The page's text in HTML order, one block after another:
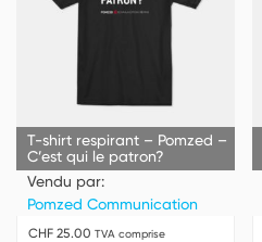
T-shirt respirant – Pomzed –
C’est qui le patron?
Vendu par:
Pomzed Communication
CHF 25.00 TVA comprise